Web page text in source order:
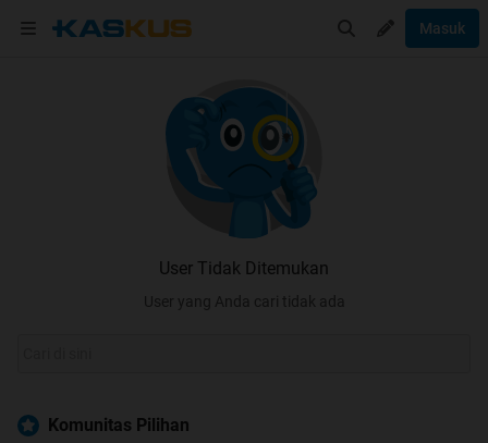
Masuk
User Tidak Ditemukan
User yang Anda cari tidak ada
Komunitas Pilihan